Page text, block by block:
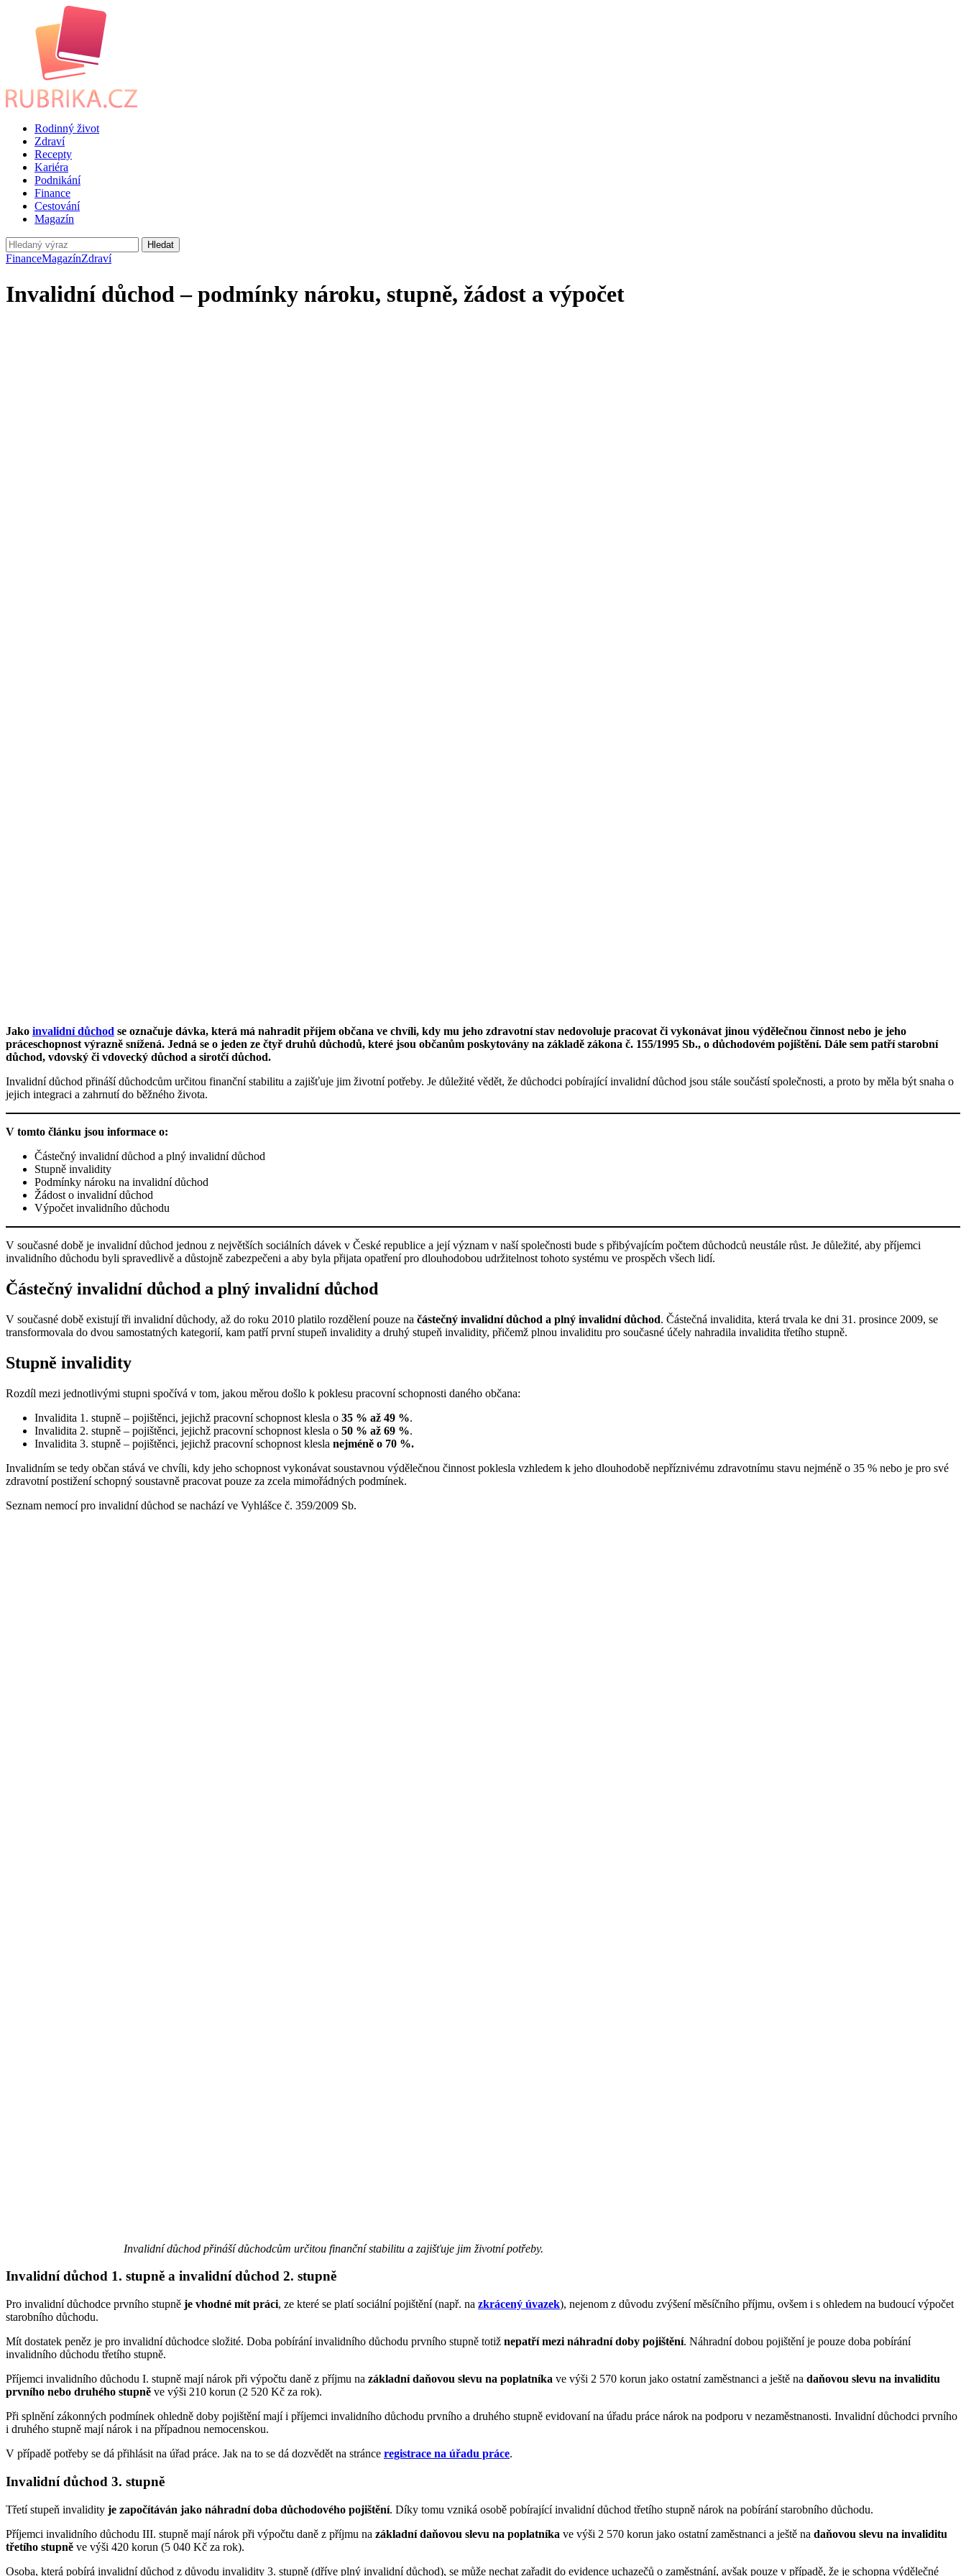
Rodinný život
Zdraví
Recepty
Kariéra
Podnikání
Finance
Cestování
Magazín
Hledat
FinanceMagazínZdraví
Invalidní důchod – podmínky nároku, stupně, žádost a výpočet
Jako invalidní důchod se označuje dávka, která má nahradit příjem občana ve chvíli, kdy mu jeho zdravotní stav nedovoluje pracovat či vykonávat jinou výdělečnou činnost nebo je jeho
práceschopnost výrazně snížená. Jedná se o jeden ze čtyř druhů důchodů, které jsou občanům poskytovány na základě zákona č. 155/1995 Sb., o důchodovém pojištění. Dále sem patří starobní
důchod, vdovský či vdovecký důchod a sirotčí důchod.
Invalidní důchod přináší důchodcům určitou finanční stabilitu a zajišťuje jim životní potřeby. Je důležité vědět, že důchodci pobírající invalidní důchod jsou stále součástí společnosti, a proto by měla být snaha o
jejich integraci a zahrnutí do běžného života.
V tomto článku jsou informace o:
Částečný invalidní důchod a plný invalidní důchod
Stupně invalidity
Podmínky nároku na invalidní důchod
Žádost o invalidní důchod
Výpočet invalidního důchodu
V současné době je invalidní důchod jednou z největších sociálních dávek v České republice a její význam v naší společnosti bude s přibývajícím počtem důchodců neustále růst. Je důležité, aby příjemci
invalidního důchodu byli spravedlivě a důstojně zabezpečeni a aby byla přijata opatření pro dlouhodobou udržitelnost tohoto systému ve prospěch všech lidí.
Částečný invalidní důchod a plný invalidní důchod
V současné době existují tři invalidní důchody, až do roku 2010 platilo rozdělení pouze na částečný invalidní důchod a plný invalidní důchod. Částečná invalidita, která trvala ke dni 31. prosince 2009, se
transformovala do dvou samostatných kategorií, kam patří první stupeň invalidity a druhý stupeň invalidity, přičemž plnou invaliditu pro současné účely nahradila invalidita třetího stupně.
Stupně invalidity
Rozdíl mezi jednotlivými stupni spočívá v tom, jakou měrou došlo k poklesu pracovní schopnosti daného občana:
Invalidita 1. stupně – pojištěnci, jejichž pracovní schopnost klesla o 35 % až 49 %.
Invalidita 2. stupně – pojištěnci, jejichž pracovní schopnost klesla o 50 % až 69 %.
Invalidita 3. stupně – pojištěnci, jejichž pracovní schopnost klesla nejméně o 70 %.
Invalidním se tedy občan stává ve chvíli, kdy jeho schopnost vykonávat soustavnou výdělečnou činnost poklesla vzhledem k jeho dlouhodobě nepříznivému zdravotnímu stavu nejméně o 35 % nebo je pro své
zdravotní postižení schopný soustavně pracovat pouze za zcela mimořádných podmínek.
Seznam nemocí pro invalidní důchod se nachází ve Vyhlášce č. 359/2009 Sb.
Invalidní důchod přináší důchodcům určitou finanční stabilitu a zajišťuje jim životní potřeby.
Invalidní důchod 1. stupně a invalidní důchod 2. stupně
Pro invalidní důchodce prvního stupně je vhodné mít práci, ze které se platí sociální pojištění (např. na zkrácený úvazek), nejenom z důvodu zvýšení měsíčního příjmu, ovšem i s ohledem na budoucí výpočet
starobního důchodu.
Mít dostatek peněz je pro invalidní důchodce složité. Doba pobírání invalidního důchodu prvního stupně totiž nepatří mezi náhradní doby pojištění. Náhradní dobou pojištění je pouze doba pobírání
invalidního důchodu třetího stupně.
Příjemci invalidního důchodu I. stupně mají nárok při výpočtu daně z příjmu na základní daňovou slevu na poplatníka ve výši 2 570 korun jako ostatní zaměstnanci a ještě na daňovou slevu na invaliditu
prvního nebo druhého stupně ve výši 210 korun (2 520 Kč za rok).
Při splnění zákonných podmínek ohledně doby pojištění mají i příjemci invalidního důchodu prvního a druhého stupně evidovaní na úřadu práce nárok na podporu v nezaměstnanosti. Invalidní důchodci prvního
i druhého stupně mají nárok i na případnou nemocenskou.
V případě potřeby se dá přihlásit na úřad práce. Jak na to se dá dozvědět na stránce registrace na úřadu práce.
Invalidní důchod 3. stupně
Třetí stupeň invalidity je započítáván jako náhradní doba důchodového pojištění. Díky tomu vzniká osobě pobírající invalidní důchod třetího stupně nárok na pobírání starobního důchodu.
Příjemci invalidního důchodu III. stupně mají nárok při výpočtu daně z příjmu na základní daňovou slevu na poplatníka ve výši 2 570 korun jako ostatní zaměstnanci a ještě na daňovou slevu na invaliditu
třetího stupně ve výši 420 korun (5 040 Kč za rok).
Osoba, která pobírá invalidní důchod z důvodu invalidity 3. stupně (dříve plný invalidní důchod), se může nechat zařadit do evidence uchazečů o zaměstnání, avšak pouze v případě, že je schopna výdělečné